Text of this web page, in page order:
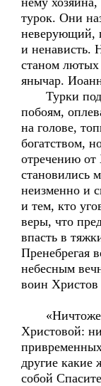
турок. Они
неверующий,
и ненависть.
станом
янычар.
Турки
побоям,
на голове,
богатством,
отречению от
становились
неизменно и
и тем, кто
веры, что
впасть в
Пренебрегая
небесным
воин Христов
«Ничтоже
Христовой:
другие какие
собой